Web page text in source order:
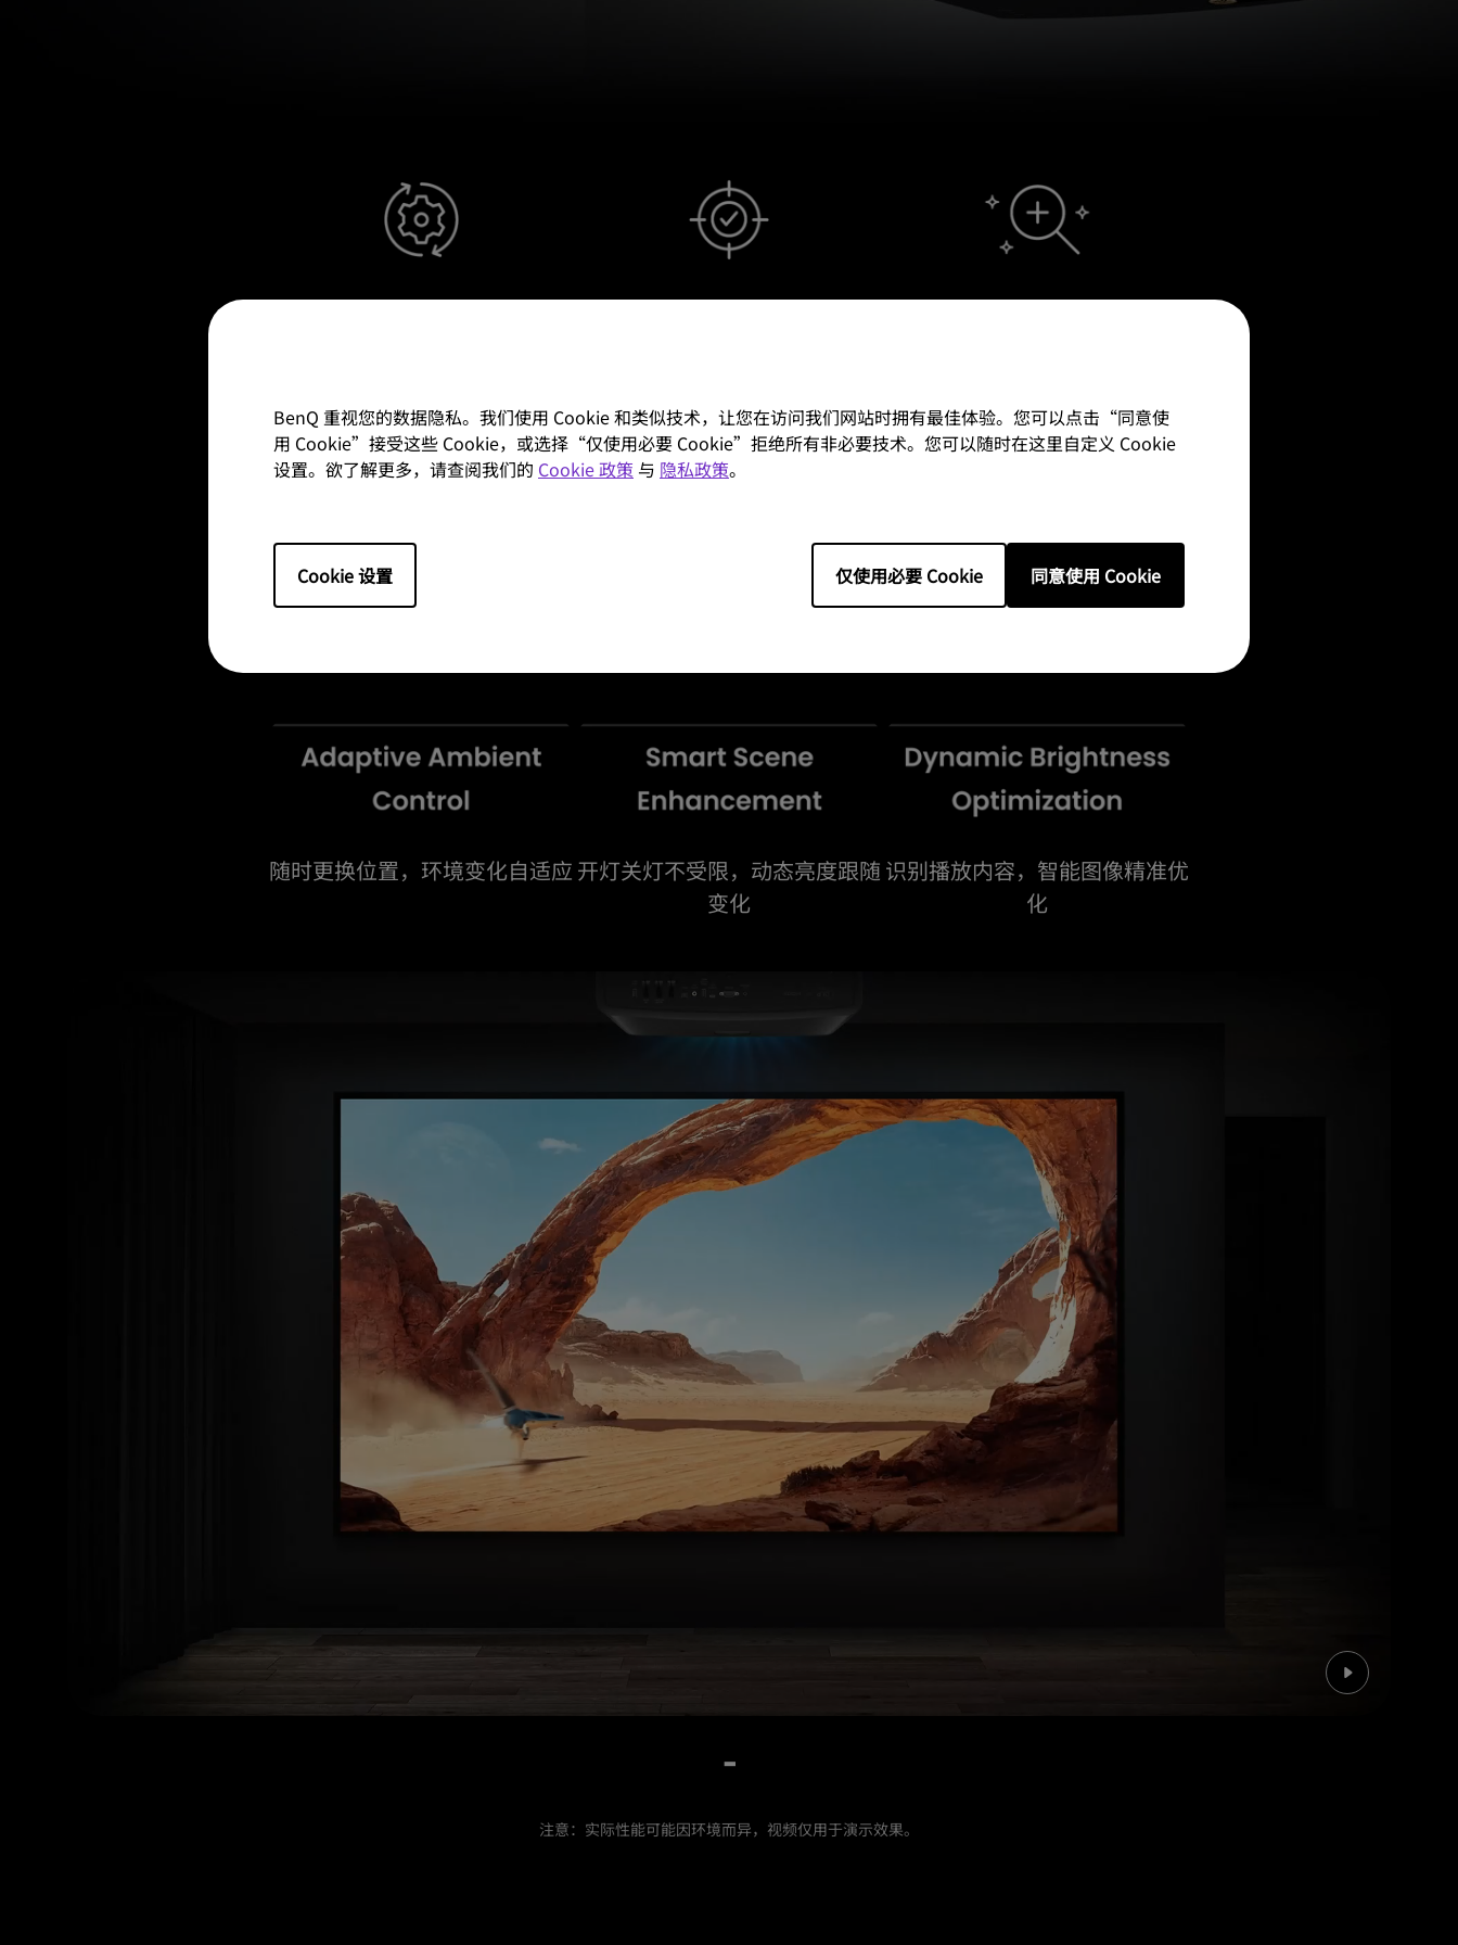
BenQ 重视您的数据隐私。我们使用 Cookie 和类似技术，让您在访问我们网站时拥有最佳体验。您可以点击“同意使
用 Cookie”接受这些 Cookie，或选择“仅使用必要 Cookie”拒绝所有非必要技术。您可以随时在这里自定义 Cookie
设置。欲了解更多，请查阅我们的 Cookie 政策 与 隐私政策。
Cookie 设置 仅使用必要 Cookie 同意使用 Cookie
自动优化 校准仪水准的校色
觉。
细节增强
明基首发AI Cinema模式
随时更换位置，环境变化自适应 开灯关灯不受限，动态亮度跟随
变化
识别播放内容，智能图像精准优
化
-
注意：实际性能可能因环境而异，视频仅用于演示效果。